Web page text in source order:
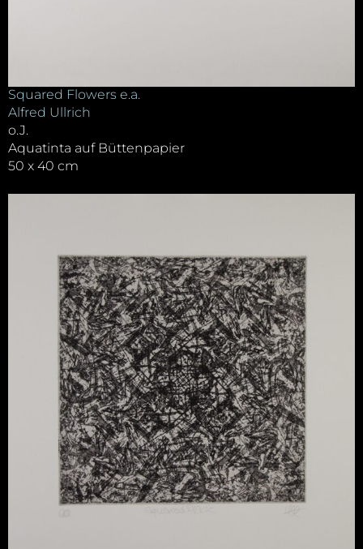
Squared Flowers e.a.
Alfred Ullrich
o.J.
Aquatinta auf Büttenpapier
50 x 40 cm